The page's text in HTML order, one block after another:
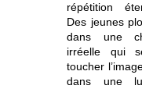
répétition
Des jeunes
dans une
irréelle qui
toucher
dans une